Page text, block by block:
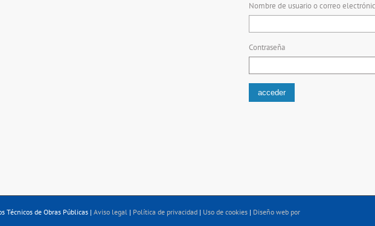
Nombre de usuario o correo
Contraseña
Técnicos de Obras Públicas | Aviso legal | Política de privacidad | Uso de cookies | Diseño web por